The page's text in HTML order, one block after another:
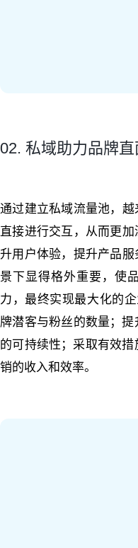
02. 私域助力品牌直
通过建立私域流量池， 越
直接进行交互 ， 从而更加
升用 户体验， 提升产品服
景下 显得格外重要 ， 使品
力 ，最终实现最大化的企
牌潜客与粉丝的数量；提
的可持续性 ； 采取有效措
销的收入和效率。